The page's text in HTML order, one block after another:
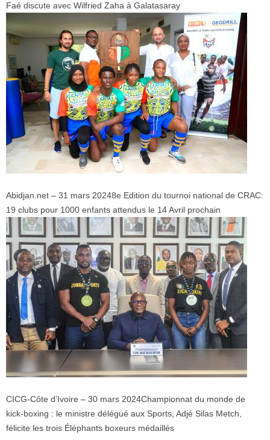
Faé discute avec Wilfried Zaha à Galatasaray
Abidjan.net – 31 mars 20248e Edition du tournoi national de CRAC:
19 clubs pour 1000 enfants attendus le 14 Avril prochain
CICG-Côte d’Ivoire – 30 mars 2024Championnat du monde de
kick-boxing : le ministre délégué aux Sports, Adjé Silas Metch,
félicite les trois Éléphants boxeurs médaillés